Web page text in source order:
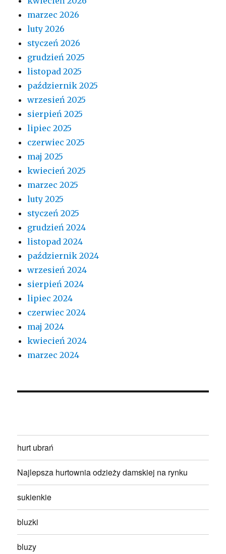
marzec 2026
luty 2026
styczeń 2026
grudzień 2025
listopad 2025
październik 2025
wrzesień 2025
sierpień 2025
lipiec 2025
czerwiec 2025
maj 2025
kwiecień 2025
marzec 2025
luty 2025
styczeń 2025
grudzień 2024
listopad 2024
październik 2024
wrzesień 2024
sierpień 2024
lipiec 2024
czerwiec 2024
maj 2024
kwiecień 2024
marzec 2024
hurt ubrań
Najlepsza hurtownia odzieży damskiej na rynku
sukienkie
bluzki
bluzy